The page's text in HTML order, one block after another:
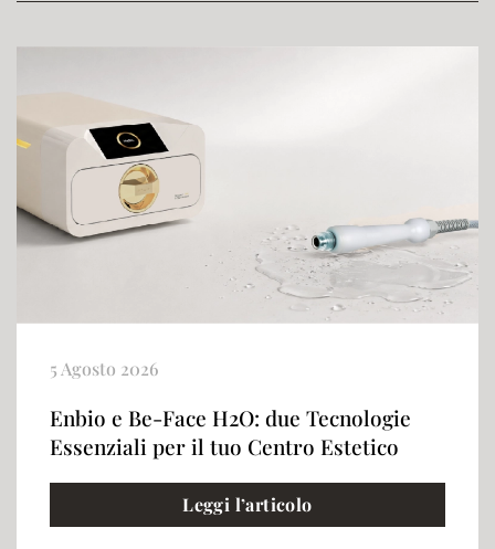
5 Agosto 2026
Enbio e Be-Face H2O: due Tecnologie
Essenziali per il tuo Centro Estetico
Leggi l’articolo